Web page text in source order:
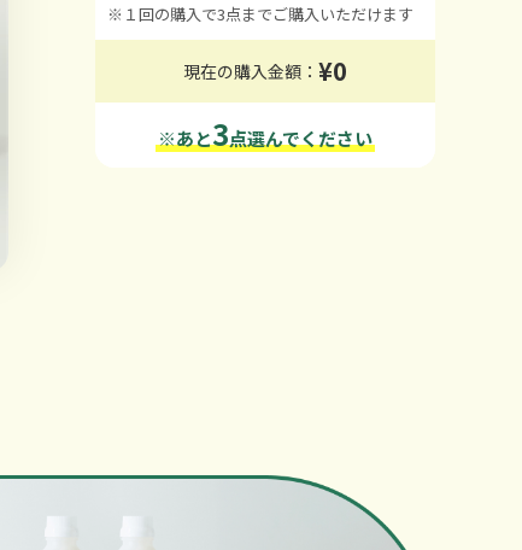
※１回の購入で3点までご購入いただけます
現在の購入金額： ¥0
※あと3点選んでください